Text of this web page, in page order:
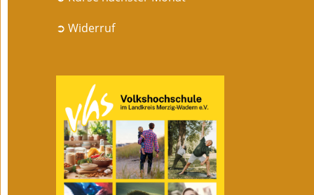
➲ Widerruf